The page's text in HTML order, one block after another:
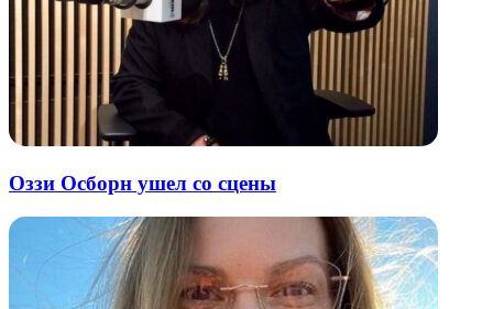
Оззи Осборн ушел со сцены